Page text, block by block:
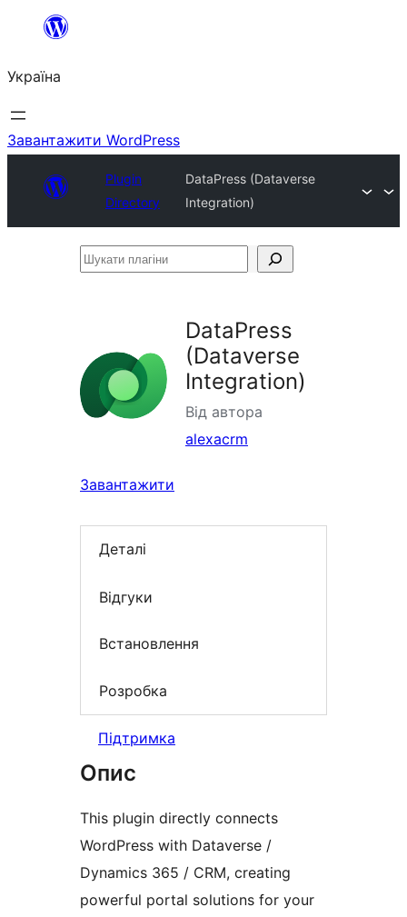
Перейти
вмісту
Україна
Завантажити WordPress
Plugin
Directory
DataPress (Dataverse
Integration)
Шукати
DataPress
(Dataverse
Integration)
Від автора
alexacrm
Завантажити
Деталі
Відгуки
Встановлення
Розробка
Підтримка
Опис
This plugin directly connects
WordPress with Dataverse /
Dynamics 365 / CRM, creating
powerful portal solutions for your